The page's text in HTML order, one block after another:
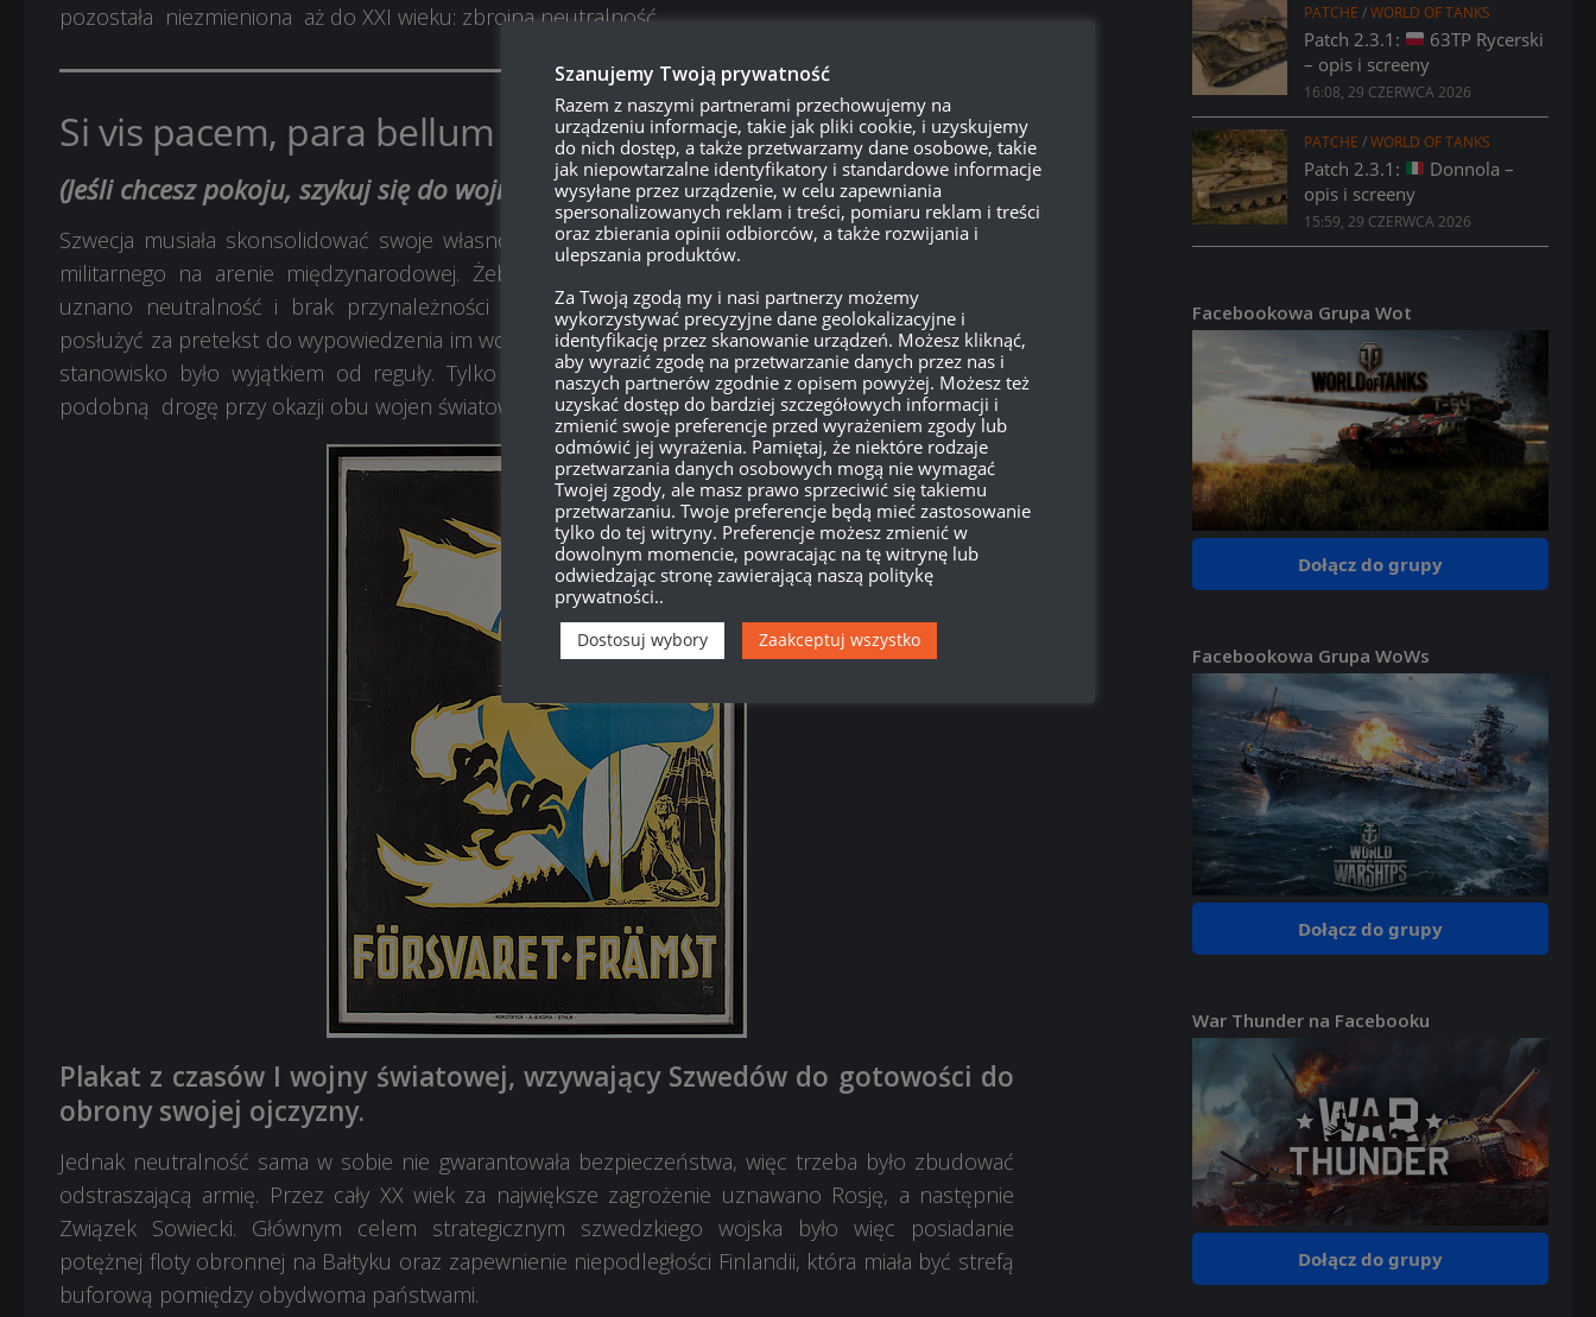
pozostała niezmieniona aż do XXI wieku: zbrojna neutralność.
Si vis pacem, para bellum
(Jeśli chcesz pokoju, szykuj się do wojny)
Szwecja musiała skonsolidować swoje własności w obliczu szybkiego spadku swojego znaczenia
militarnego na arenie międzynarodowej. Żeby zapewnić krajowi stabilność, za najlepszą opcję
uznano neutralność i brak przynależności do jakichkolwiek sojuszy wojskowych, które mogły
posłużyć za pretekst do wypowiedzenia im wojny. W mocno podzielonej Europie tych czasów takie
stanowisko było wyjątkiem od reguły. Tylko dwa inne państwa (Szwajcaria i Hiszpania) wybrały
podobną drogę przy okazji obu wojen światowych.
Plakat z czasów I wojny światowej, wzywający Szwedów do gotowości do
obrony swojej ojczyzny.
Jednak neutralność sama w sobie nie gwarantowała bezpieczeństwa, więc trzeba było zbudować
odstraszającą armię. Przez cały XX wiek za największe zagrożenie uznawano Rosję, a następnie
Związek Sowiecki. Głównym celem strategicznym szwedzkiego wojska było więc posiadanie
potężnej floty obronnej na Bałtyku oraz zapewnienie niepodległości Finlandii, która miała być strefą
buforową pomiędzy obydwoma państwami.
PATCHE /WORLD OF TANKS
Patch 2.3.1:
63TP Rycerski
– opis i screeny
16:08, 29 CZERWCA 2026
PATCHE /WORLD OF TANKS
Patch 2.3.1:
Donnola –
opis i screeny
15:59, 29 CZERWCA 2026
Facebookowa Grupa Wot
Dołącz do grupy
Facebookowa Grupa WoWs
Dołącz do grupy
War Thunder na Facebooku
Dołącz do grupy
Szanujemy Twoją prywatność
Razem z naszymi partnerami przechowujemy na
urządzeniu informacje, takie jak pliki cookie, i uzyskujemy
do nich dostęp, a także przetwarzamy dane osobowe, takie
jak niepowtarzalne identyfikatory i standardowe informacje
wysyłane przez urządzenie, w celu zapewniania
spersonalizowanych reklam i treści, pomiaru reklam i treści
oraz zbierania opinii odbiorców, a także rozwijania i
ulepszania produktów.
Za Twoją zgodą my i nasi partnerzy możemy
wykorzystywać precyzyjne dane geolokalizacyjne i
identyfikację przez skanowanie urządzeń. Możesz kliknąć,
aby wyrazić zgodę na przetwarzanie danych przez nas i
naszych partnerów zgodnie z opisem powyżej. Możesz też
uzyskać dostęp do bardziej szczegółowych informacji i
zmienić swoje preferencje przed wyrażeniem zgody lub
odmówić jej wyrażenia. Pamiętaj, że niektóre rodzaje
przetwarzania danych osobowych mogą nie wymagać
Twojej zgody, ale masz prawo sprzeciwić się takiemu
przetwarzaniu. Twoje preferencje będą mieć zastosowanie
tylko do tej witryny. Preferencje możesz zmienić w
dowolnym momencie, powracając na tę witrynę lub
odwiedzając stronę zawierającą naszą politykę
prywatności..
Dostosuj wybory Zaakceptuj wszystko